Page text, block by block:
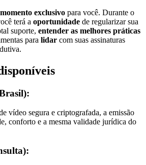
momento exclusivo para você. Durante o
terá a oportunidade de regularizar sua
suporte, entender as melhores práticas
para lidar com suas assinaturas
vídeo segura e criptografada, a emissão
conforto e a mesma validade jurídica do